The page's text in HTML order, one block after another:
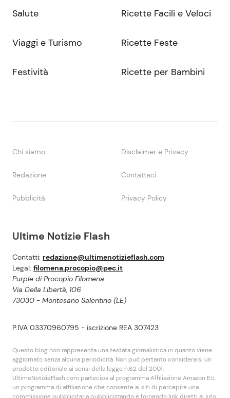
Ultime Notizie Flash
Contatti: redazione@ultimenotizieflash.com
Legal: filomena.procopio@pec.it
Purple di Procopio Filomena
Via Della Libertà, 106
73030 - Montesano Salentino (LE)
P.IVA 03370960795 - iscrizione REA 307423
Questo blog non rappresenta una testata giornalistica in quanto viene
aggiornato senza alcuna periodicità. Non puó pertanto considerarsi un
prodotto editoriale ai sensi della legge n.62 del 2001.
UltimeNotizieFlash.com partecipa al programma Affiliazione Amazon EU,
un programma di affiliazione che consente ai siti di percepire una
commissione pubblicitaria pubblicizzando e fornendo link diretti al sito
Salute
Viaggi e Turismo
Festività
Ricette Facili e Veloci
Ricette Feste
Ricette per Bambini
Chi siamo Disclaimer e Privacy
Redazione Contattaci
Pubblicità Privacy Policy